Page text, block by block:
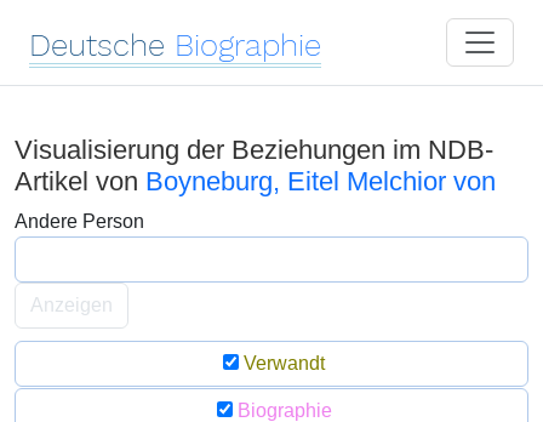
Deutsche Biographie
Visualisierung der Beziehungen im NDB-
Artikel von Boyneburg, Eitel Melchior von
Andere Person
Anzeigen
Verwandt
Biographie